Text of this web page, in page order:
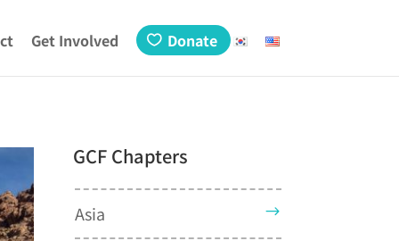
Get Involved Donate
GCF Chapters
Asia